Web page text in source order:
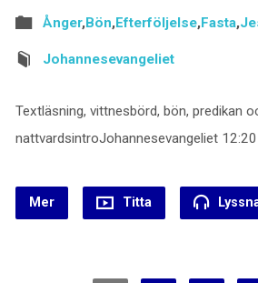
Ånger,Bön,Efterföljelse,Fasta,
Johannesevangeliet
Textläsning, vittnesbörd, bön, predikan
nattvardsintroJohannesevangeliet
Mer Titta